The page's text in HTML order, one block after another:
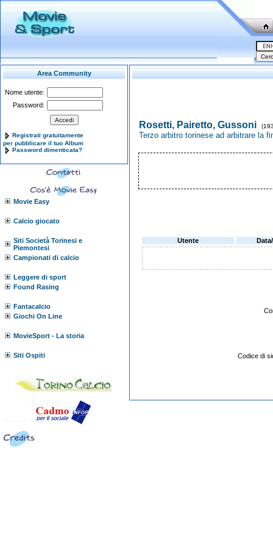
Area Community
Nome utente:
Password:
Registrati gratuitamente
per pubblicare il tuo Album
Password dimenticata?
Movie Easy
Calcio giocato
Siti Società Torinesi e
Piemontesi
Campionati di calcio
Leggere di sport
Found Rasing
Fantacalcio
Giochi On Line
MovieSport - La storia
Siti Ospiti
Rosetti, Pairetto, Gussoni
Terzo arbitro torinese ad arbitrare la
Utente
Codice di
3.0